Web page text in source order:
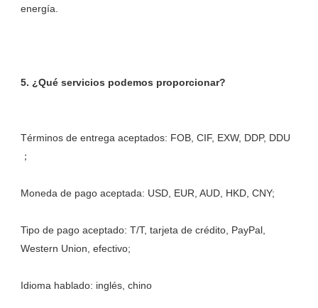
Términos de entrega aceptados: FOB, CIF, EXW, DDP, DDU
Tipo de pago aceptado: T/T, tarjeta de crédito, PayPal,